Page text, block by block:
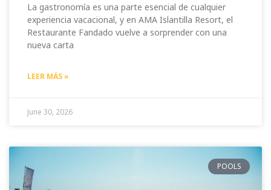
La gastronomía es una parte esencial de cualquier
experiencia vacacional, y en AMA Islantilla Resort, el
Restaurante Fandado vuelve a sorprender con una
nueva carta
LEER MÁS »
June 30, 2026
POOLS